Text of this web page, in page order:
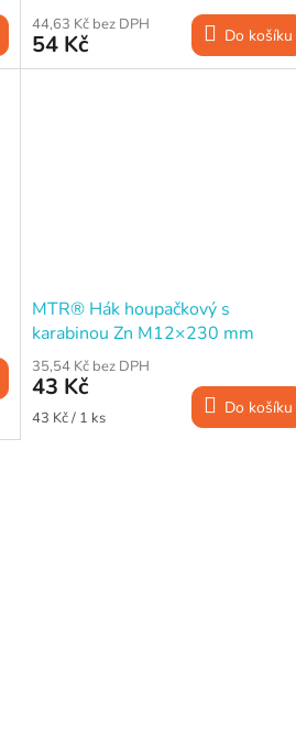
44,63 Kč bez DPH
54 Kč Do košíku
MTR® Hák houpačkový s
karabinou Zn M12×230 mm
35,54 Kč bez DPH
43 Kč
Měrná
43 Kč / 1 ks Do košíku